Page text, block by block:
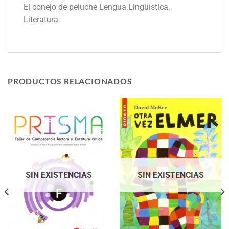
El conejo de peluche Lengua.Lingüística.
Literatura
PRODUCTOS RELACIONADOS
SIN EXISTENCIAS SIN EXISTENCIAS